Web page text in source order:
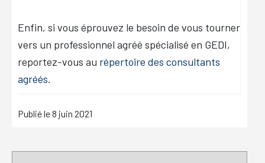
Enfin, si vous éprouvez le besoin de vous tourner
vers un professionnel agréé spécialisé en GEDI,
reportez-vous au répertoire des consultants
agréés.
Publié le8 juin 2021